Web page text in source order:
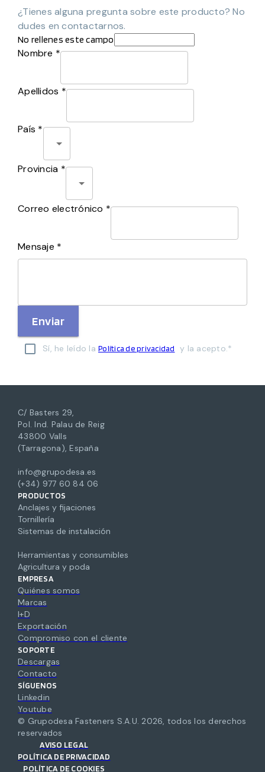
¿Tienes alguna pregunta sobre este producto? No
dudes en contactarnos.
No rellenes este campo
Nombre *
Apellidos *
País *
Provincia *
Correo electrónico *
Mensaje *
Enviar
Sí, he leído la Política de privacidad y la acepto.*
C/ Basters 29,
Pol. Ind. Palau de Reig
43800 Valls
(Tarragona), España
info@grupodesa.es
(+34) 977 60 84 06
PRODUCTOS
Anclajes y fijaciones
Tornillería
Sistemas de instalación
Herramientas y consumibles
Agricultura y poda
EMPRESA
Quiénes somos
Marcas
I+D
Exportación
Compromiso con el cliente
SOPORTE
Descargas
Contacto
SÍGUENOS
Linkedin
Youtube
© Grupodesa Fasteners S.A.U. 2026, todos los derechos
reservados
AVISO LEGAL
POLÍTICA DE PRIVACIDAD
POLÍTICA DE COOKIES